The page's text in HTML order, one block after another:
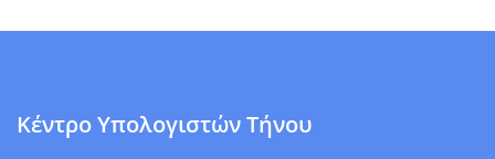
Κέντρο Υπολογιστών Τήνου